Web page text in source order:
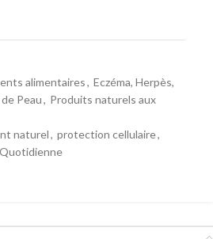
alimentaires, Eczéma, Herpès,
Peau, Produits naturels aux
naturel, protection cellulaire,